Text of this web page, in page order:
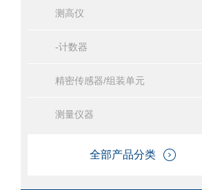
测高仪
-计数器
精密传感器/组装单元
测量仪器
全部产品分类